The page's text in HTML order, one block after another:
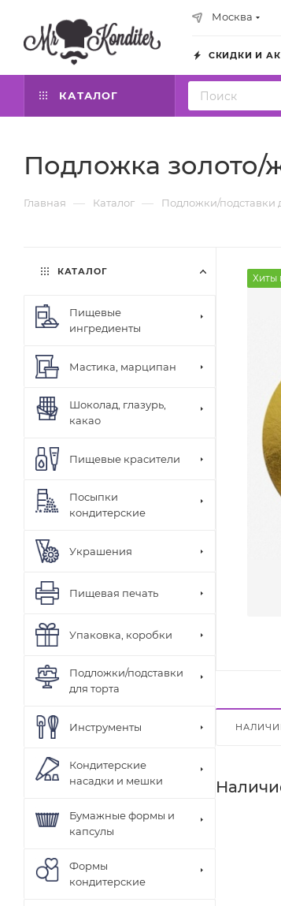
Москва
СКИДКИ И
КАТАЛОГ
Подложка золото/
Главная — Каталог — Подложки/подставки
Хиты
КАТАЛОГ
Пищевые
ингредиенты
Мастика, марципан
Шоколад, глазурь,
какао
Пищевые красители
Посыпки
кондитерские
Украшения
Пищевая печать
Упаковка, коробки
Подложки/подставки
для торта
Инструменты
Кондитерские
насадки и мешки
Бумажные формы и
капсулы
Формы
кондитерские